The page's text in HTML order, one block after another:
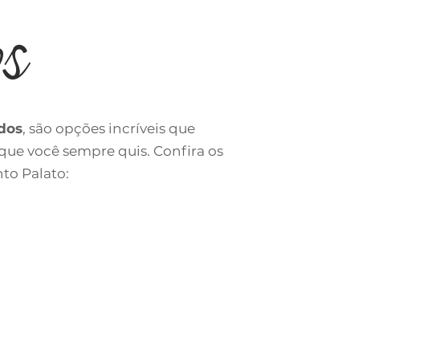
, são opções incríveis que
você sempre quis. Confira os
Palato: